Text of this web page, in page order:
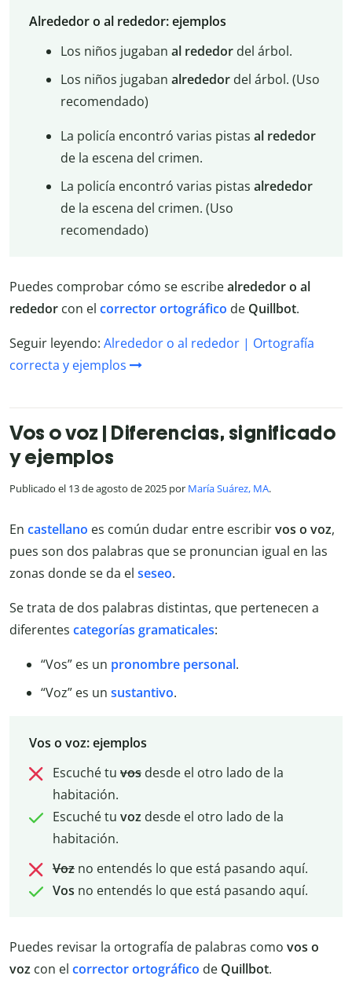
Alrededor o al rededor: ejemplos
Los niños jugaban al rededordel árbol.
Los niños jugaban alrededordel árbol. (Uso
recomendado)
La policía encontró varias pistas al rededor
de la escena del crimen.
La policía encontró varias pistas alrededor
de la escena del crimen. (Uso
recomendado)
Puedes comprobar cómo se escribealrededor o al
rededor con el corrector ortográfico de Quillbot.
Seguir leyendo: Alrededor o al rededor | Ortografía
correcta y ejemplos
Vos o voz | Diferencias, significado
y ejemplos
Publicado el 13 de agosto de 2025 por María Suárez, MA.
En castellano es común dudar entre escribirvos o voz,
pues son dos palabras que se pronuncian igual en las
zonas donde se da el seseo.
Se trata de dos palabras distintas, que pertenecen a
diferentes categorías gramaticales:
“Vos” es un pronombre personal.
“Voz” es un sustantivo.
Vos o voz: ejemplos
Escuché tu vosdesde el otro lado de la
habitación.
Escuché tu vozdesde el otro lado de la
habitación.
Vozno entendés lo que está pasando aquí.
Vos no entendés lo que está pasando aquí.
Puedes revisar la ortografía de palabras como vos o
voz con el corrector ortográfico de Quillbot.